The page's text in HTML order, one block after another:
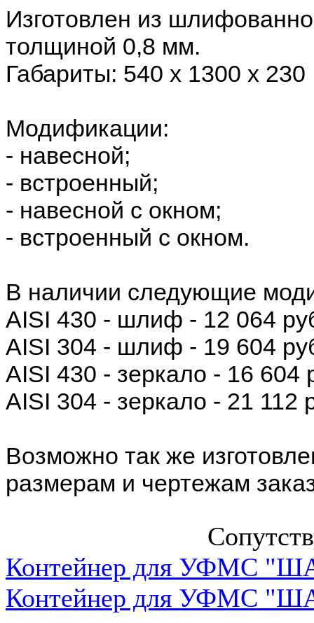
Изготовлен из
толщиной 0,8 мм.
Габариты: 540 х 1300 х 230
Модификации:
- навесной;
- встроенный;
- навесной с окном;
- встроенный с окном.
В наличии следующие
AISI 430 - шлиф - 12 064
AISI 304 - шлиф - 19 604
AISI 430 - зеркало - 16 604
AISI 304 - зеркало - 21 112
Возможно так же
размерам и чертежам
Контейнер для УФМС
Контейнер для УФМС